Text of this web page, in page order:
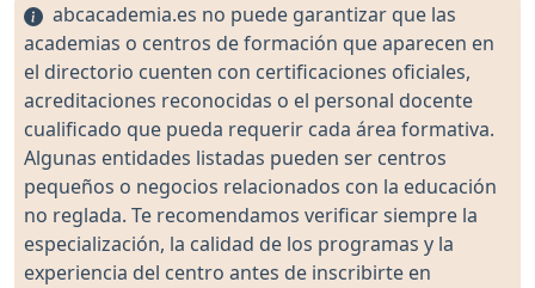
abcacademia.es no puede garantizar que las
academias o centros de formación que aparecen en
el directorio cuenten con certificaciones oficiales,
acreditaciones reconocidas o el personal docente
cualificado que pueda requerir cada área formativa.
Algunas entidades listadas pueden ser centros
pequeños o negocios relacionados con la educación
no reglada. Te recomendamos verificar siempre la
especialización, la calidad de los programas y la
experiencia del centro antes de inscribirte en